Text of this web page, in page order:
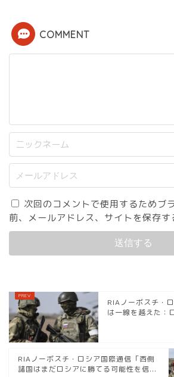
COMMENT
次回のコメントで使用するためブ
前、メールアドレス、サイトを保存す
RIAノーボスチ・
は一線を越えた：
RIAノーボスチ・ロシア国際通信「西側
諸国はまだロシアに勝てる可能性を信...